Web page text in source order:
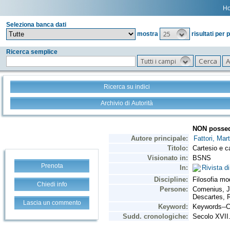
Seleziona banca dati
mostra
25 risultati per
Ricerca semplice
Tutti i campi
Ricerca su indici
Archivio di Autorità
Prenota
Chiedi info
Lascia un commento